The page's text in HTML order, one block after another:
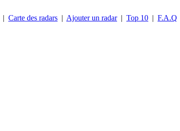
| Carte des radars | Ajouter un radar | Top 10 | F.A.Q